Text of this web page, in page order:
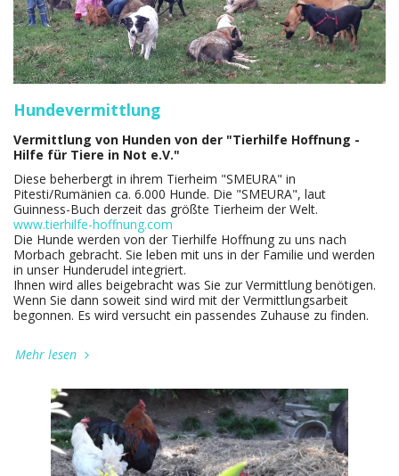
Hundevermittlung
Vermittlung von Hunden von der "Tierhilfe Hoffnung -
Hilfe für Tiere in Not e.V."
Diese beherbergt in ihrem Tierheim "SMEURA" in
Pitesti/Rumänien ca. 6.000 Hunde. Die "SMEURA", laut
Guinness-Buch derzeit das größte Tierheim der Welt.
www.tierhilfe-hoffnung.com
Die Hunde werden von der Tierhilfe Hoffnung zu uns nach
Morbach gebracht. Sie leben mit uns in der Familie und werden
in unser Hunderudel integriert.
Ihnen wird alles beigebracht was Sie zur Vermittlung benötigen.
Wenn Sie dann soweit sind wird mit der Vermittlungsarbeit
begonnen. Es wird versucht ein passendes Zuhause zu finden.
Mehr lesen